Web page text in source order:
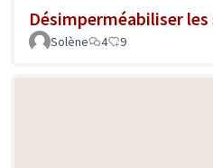
Désimperméabiliser les
Solène
4 9